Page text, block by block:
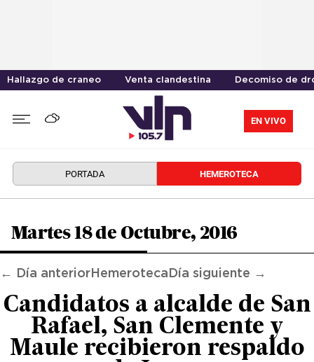
Hallazgo de craneo Venta clandestina Decomiso de
EN VIVO
PORTADA HEMEROTECA
Martes 18 de Octubre, 2016
← Día anterior Hemeroteca Día siguiente →
Candidatos a alcalde de San
Rafael, San Clemente y
Maule recibieron respaldo